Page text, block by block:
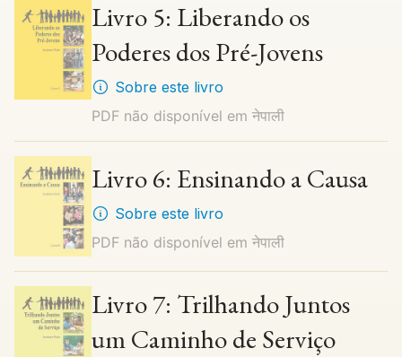
Livro 5: Liberando os
Poderes dos Pré-Jovens
Sobre este livro
PDF não disponível emनेपाली
Livro 6: Ensinando a Causa
Sobre este livro
PDF não disponível emनेपाली
Livro 7: Trilhando Juntos
um Caminho de Serviço